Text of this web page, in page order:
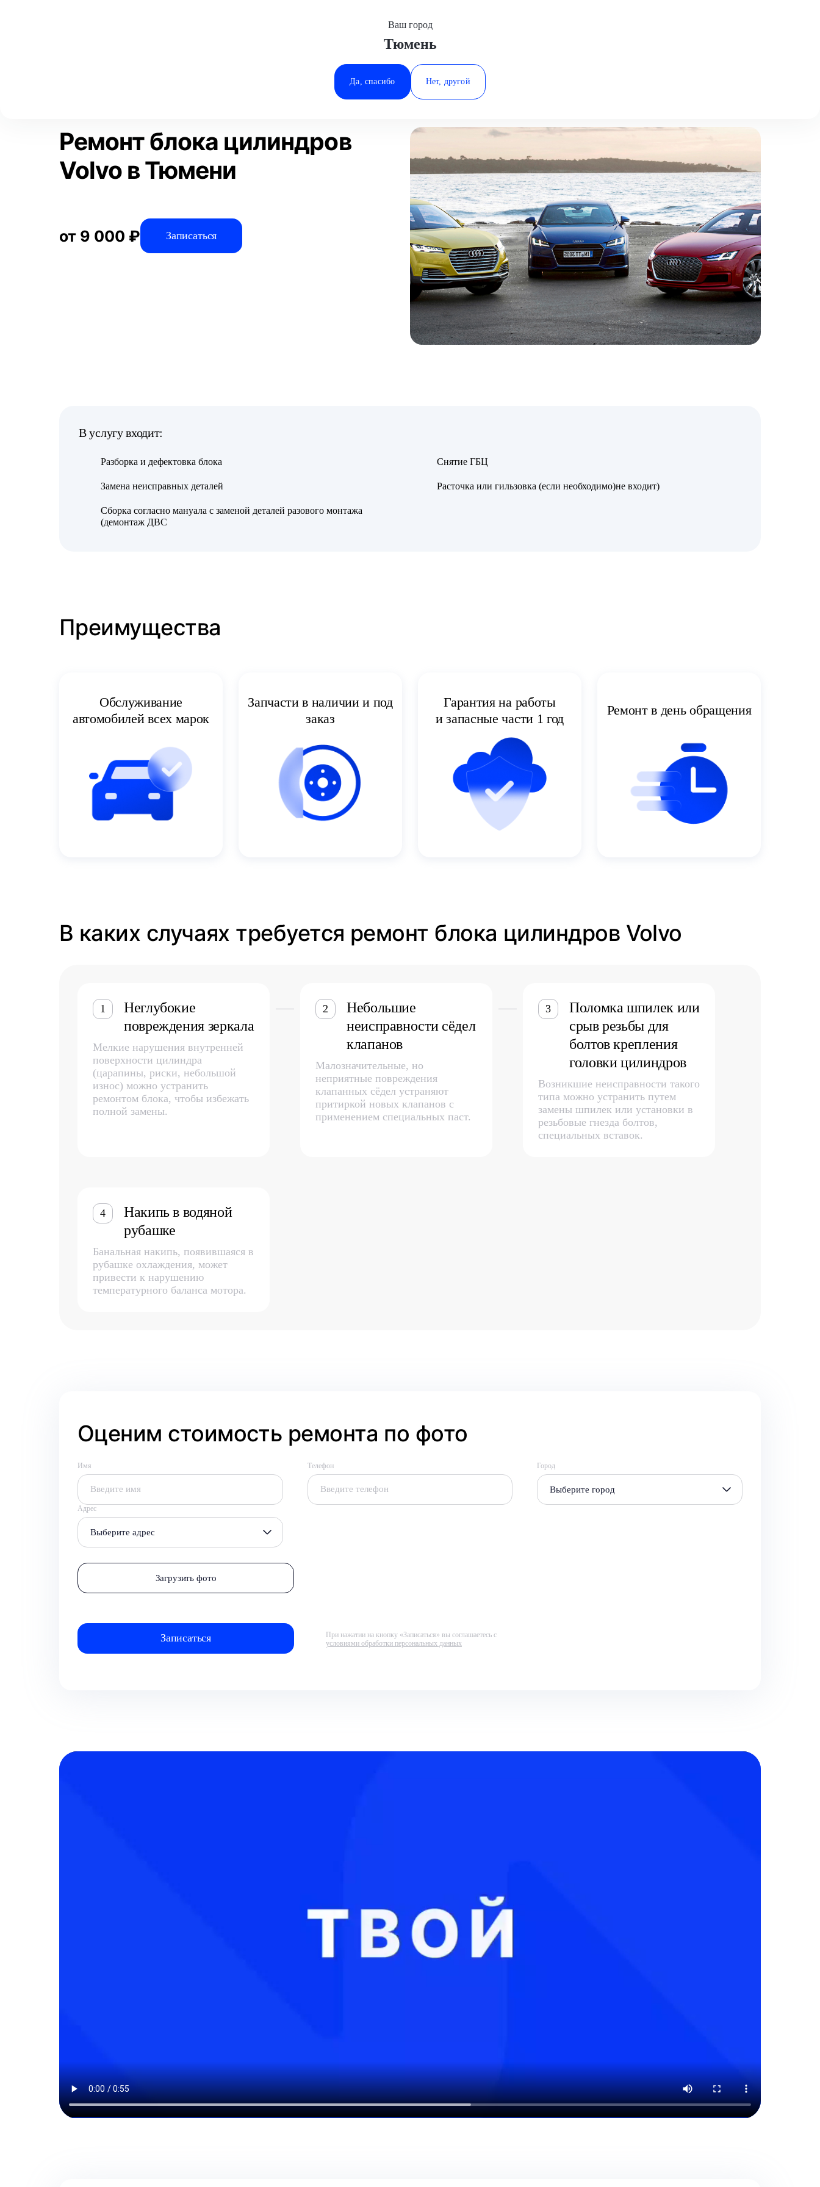
Минеральные Воды
Ростов-на-Дону
Ставрополь
Ваш город
Тюмень
Да, спасибо Нет, другой
Ремонт блока цилиндров Volvo
Статьи
Ремонт блока цилиндров
Volvo в Тюмени
от 9 000 ₽ Записаться
В услугу входит:
Разборка и дефектовка блока
Замена неисправных деталей
Сборка согласно мануала с заменой деталей разового монтажа
(демонтаж ДВС
Снятие ГБЦ
Расточка или гильзовка (если необходимо)не входит)
Преимущества
Обслуживание
автомобилей всех марок
Запчасти в наличии и под
заказ
Гарантия на работы
и запасные части 1 год
Ремонт в день обращения
В каких случаях требуется ремонт блока цилиндров Volvo
1
Неглубокие
повреждения зеркала
Мелкие нарушения внутренней
поверхности цилиндра
(царапины, риски, небольшой
износ) можно устранить
ремонтом блока, чтобы избежать
полной замены.
2
Небольшие
неисправности сёдел
клапанов
Малозначительные, но
неприятные повреждения
клапанных сёдел устраняют
притиркой новых клапанов с
применением специальных паст.
3
Поломка шпилек или
срыв резьбы для
болтов крепления
головки цилиндров
Возникшие неисправности такого
типа можно устранить путем
замены шпилек или установки в
резьбовые гнезда болтов,
специальных вставок.
4
Накипь в водяной
рубашке
Банальная накипь, появившаяся в
рубашке охлаждения, может
привести к нарушению
температурного баланса мотора.
Оценим стоимость ремонта по фото
Имя Телефон Город
Выберите город
Адрес
Выберите адрес
Загрузить фото
При нажатии на кнопку «Записаться» вы соглашаетесь с
условиями обработки персональных данных